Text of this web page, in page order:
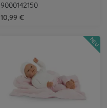
9000142150
10,99 €
NEU